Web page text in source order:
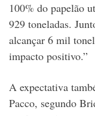
100% do papelão
929 toneladas.
alcançar 6 mil
impacto positivo.”
A expectativa
Pacco, segundo